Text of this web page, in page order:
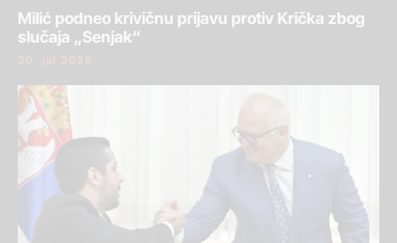
Milić podneo krivičnu prijavu protiv Krička zbog
slučaja „Senjak“
30. jul 2026.